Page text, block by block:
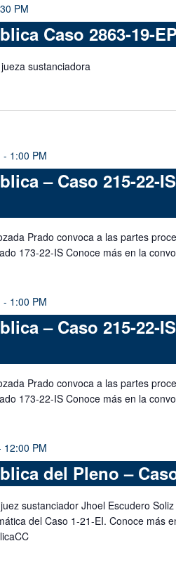
PM
Caso 2863-19-
sustanciadora
- 1:00 PM
– Caso 215-22-
Prado convoca a las partes
173-22-IS Conoce más en la
- 1:00 PM
– Caso 215-22-
Prado convoca a las partes
173-22-IS Conoce más en la
12:00 PM
del Pleno –
sustanciador Jhoel Escudero
del Caso 1-21-EI. Conoce más